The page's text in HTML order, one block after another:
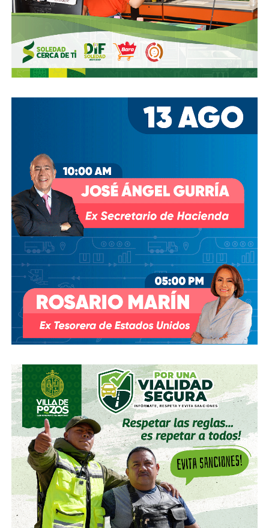
Orgullo de la física potosina, José Luis
Morán López | Columna de J.R. Martínez/Dr. Flash